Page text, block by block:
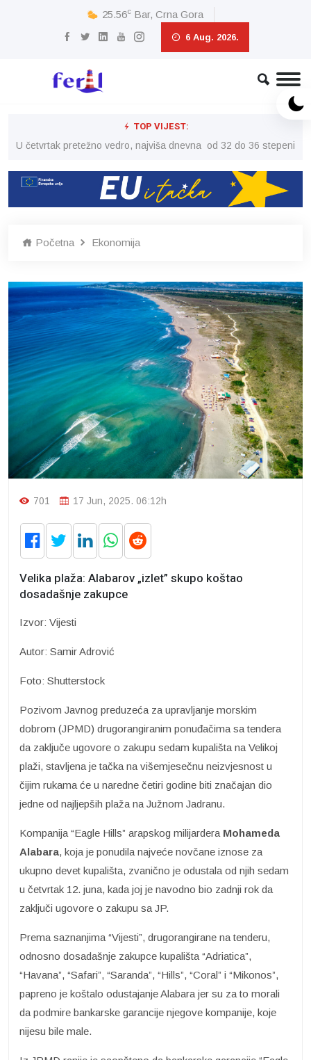
25.56c Bar, Crna Gora
6 Aug. 2026.
TOP VIJEST:
U četvrtak pretežno vedro, najviša dnevna od 32 do 36 stepeni
Početna Ekonomija
701 17 Jun, 2025. 06:12h
Velika plaža: Alabarov „izlet” skupo koštao
dosadašnje zakupce
Izvor: Vijesti
Autor: Samir Adrović
Foto: Shutterstock
Pozivom Javnog preduzeća za upravljanje morskim
dobrom (JPMD) drugorangiranim ponuđačima sa tendera
da zaključe ugovore o zakupu sedam kupališta na Velikoj
plaži, stavljena je tačka na višemjesečnu neizvjesnost u
čijim rukama će u naredne četiri godine biti značajan dio
jedne od najljepših plaža na Južnom Jadranu.
Kompanija “Eagle Hills” arapskog milijardera Mohameda
Alabara, koja je ponudila najveće novčane iznose za
ukupno devet kupališta, zvanično je odustala od njih sedam
u četvrtak 12. juna, kada joj je navodno bio zadnji rok da
zaključi ugovore o zakupu sa JP.
Prema saznanjima “Vijesti”, drugorangirane na tenderu,
odnosno dosadašnje zakupce kupališta “Adriatica”,
“Havana”, “Safari”, “Saranda”, “Hills”, “Coral” i “Mikonos”,
papreno je koštalo odustajanje Alabara jer su za to morali
da podmire bankarske garancije njegove kompanije, koje
nijesu bile male.